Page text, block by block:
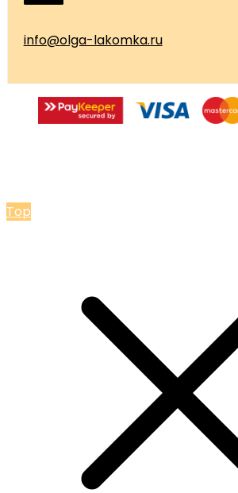
info@olga-lakomka.ru
Top